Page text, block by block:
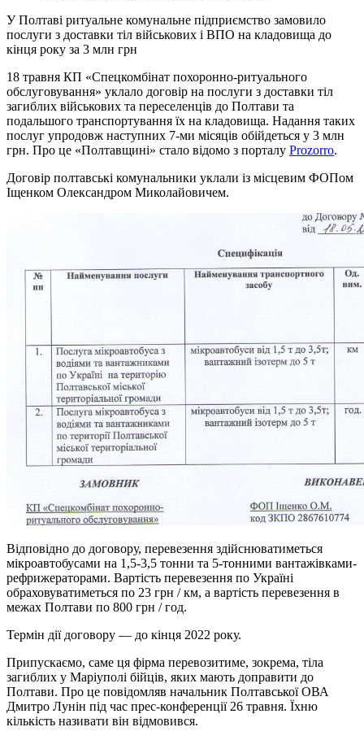
У Полтаві ритуальне комунальне підприємство замовило
послуги з доставки тіл військових і ВПО на кладовища до
кінця року за 3 млн грн
18 травня КП «Спецкомбінат похоронно-ритуального
обслуговування» уклало договір на послуги з доставки тіл
загиблих військових та переселенців до Полтави та
подальшого транспортування їх на кладовища. Надання таких
послуг упродовж наступних 7-ми місяців обійдеться у 3 млн
грн. Про це «Полтавщині» стало відомо з порталу Prozorro.
Договір полтавські комунальники уклали із місцевим ФОПом
Іщенком Олександром Миколайовичем.
Відповідно до договору, перевезення здійснюватиметься
мікроавтобусами на 1,5-3,5 тонни та 5-тонними вантажівками-
рефрижераторами. Вартість перевезення по Україні
обраховуватиметься по 23 грн / км, а вартість перевезення в
межах Полтави по 800 грн / год.
Термін дії договору — до кінця 2022 року.
Припускаємо, саме ця фірма перевозитиме, зокрема, тіла
загиблих у Маріуполі бійців, яких мають доправити до
Полтави. Про це повідомляв начальник Полтавської ОВА
Дмитро Лунін під час прес-конференції 26 травня. Їхню
кількість називати він відмовився.